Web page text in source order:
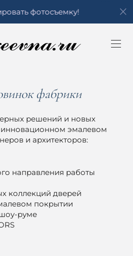
фабрики
решений и новых
эмалевом
и архитекторов:
направления работы
коллекций дверей
покрытии
руме